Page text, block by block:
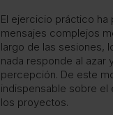
El ejercicio práctico ha
mensajes complejos
largo de las sesiones,
nada responde al azar
percepción. De este
indispensable sobre el
los proyectos.